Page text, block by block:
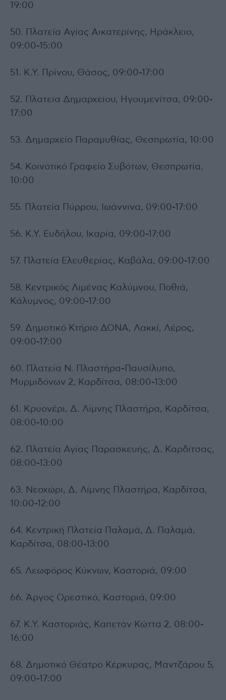
19:00
50. Πλατεία Αγίας Αικατερίνης, Ηράκλειο,
09:00-15:00
51. Κ.Υ. Πρίνου, Θάσος, 09:00-17:00
52. Πλατεία Δημαρχείου, Ηγουμενίτσα, 09:00-
17:00
53. Δημαρχείο Παραμυθίας, Θεσπρωτία, 10:00
54. Κοινοτικό Γραφείο Συβότων, Θεσπρωτία,
10:00
55. Πλατεία Πύρρου, Ιωάννινα, 09:00-17:00
56. Κ.Υ. Ευδήλου, Ικαρία, 09:00-17:00
57. Πλατεία Ελευθερίας, Καβάλα, 09:00-17:00
58. Κεντρικός Λιμένας Καλύμνου, Ποθιά,
Κάλυμνος, 09:00-17:00
59. Δημοτικό Κτήριο ΔΟΝΑ, Λακκί, Λέρος,
09:00-17:00
60. Πλατεία Ν. Πλαστήρα-Παυσίλυπο,
Μυρμιδόνων 2, Καρδίτσα, 08:00-13:00
61. Κρυονέρι, Δ. Λίμνης Πλαστήρα, Καρδίτσα,
08:00-10:00
62. Πλατεία Αγίας Παρασκευής, Δ. Καρδίτσας,
08:00-13:00
63. Νεοχώρι, Δ. Λίμνης Πλαστήρα, Καρδίτσα,
10:00-12:00
64. Κεντρική Πλατεία Παλαμά, Δ. Παλαμά,
Καρδίτσα, 08:00-13:00
65. Λεωφόρος Κύκνων, Καστοριά, 09:00
66. Άργος Ορεστικό, Καστοριά, 09:00
67. Κ.Υ. Καστοριάς, Καπετάν Κώττα 2, 08:00-
16:00
68. Δημοτικό Θέατρο Κέρκυρας, Μαντζάρου 5,
09:00-17:00